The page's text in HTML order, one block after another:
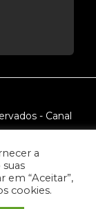
- Canal
a
em “Aceitar”,
cookies.